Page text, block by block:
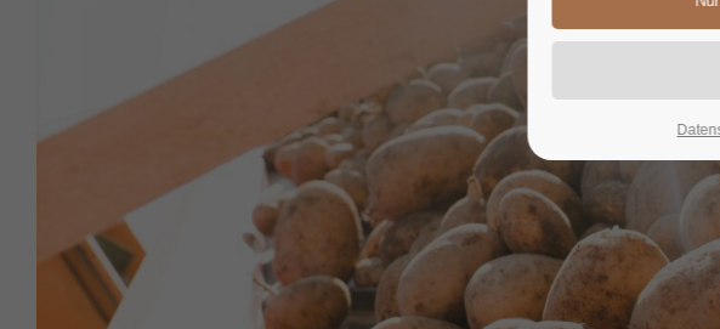
Lost your password?
We offer support for our
Mon - Fri 8:00am - 5:00pm